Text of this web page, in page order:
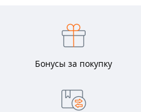
Бонусы за покупку